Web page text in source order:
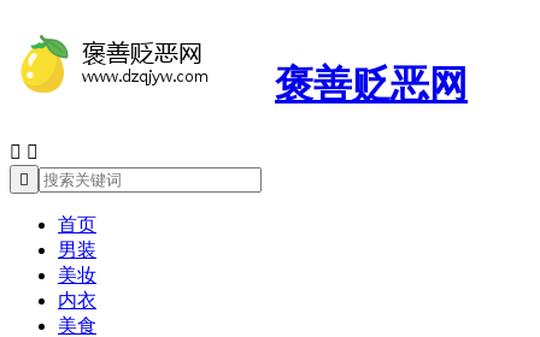
褒善贬恶网
 

首页
男装
美妆
内衣
美食